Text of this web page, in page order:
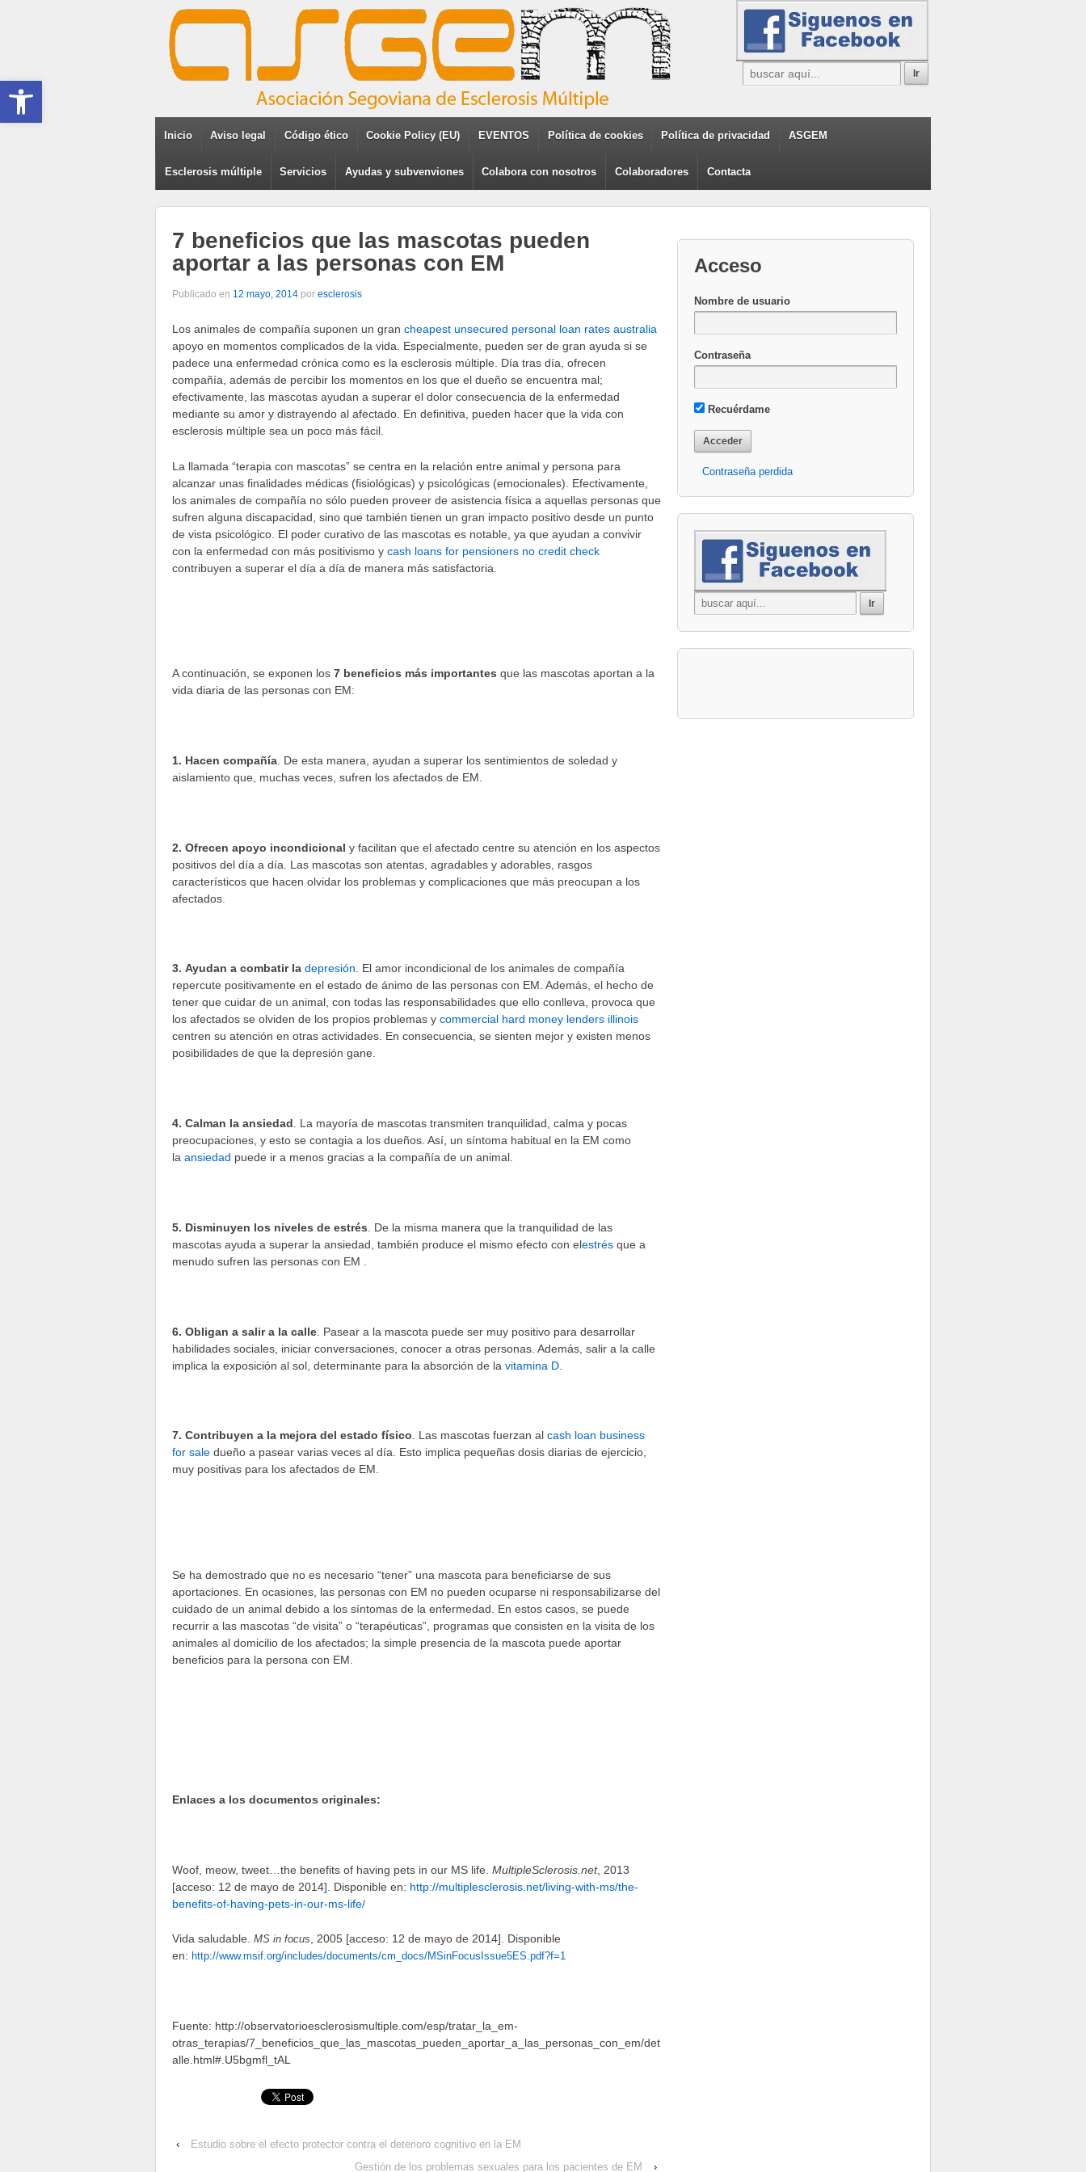
Inicio Aviso legal Código ético Cookie Policy (EU) EVENTOS Política de cookies Política de privacidad ASGEM
Esclerosis múltiple Servicios Ayudas y subvenviones Colabora con nosotros Colaboradores Contacta
7 beneficios que las mascotas pueden
aportar a las personas con EM
Publicado en 12 mayo, 2014 por esclerosis
Los animales de compañía suponen un gran cheapest unsecured personal loan rates australia
apoyo en momentos complicados de la vida. Especialmente, pueden ser de gran ayuda si se
padece una enfermedad crónica como es la esclerosis múltiple. Día tras día, ofrecen
compañía, además de percibir los momentos en los que el dueño se encuentra mal;
efectivamente, las mascotas ayudan a superar el dolor consecuencia de la enfermedad
mediante su amor y distrayendo al afectado. En definitiva, pueden hacer que la vida con
esclerosis múltiple sea un poco más fácil.
La llamada “terapia con mascotas” se centra en la relación entre animal y persona para
alcanzar unas finalidades médicas (fisiológicas) y psicológicas (emocionales). Efectivamente,
los animales de compañía no sólo pueden proveer de asistencia física a aquellas personas que
sufren alguna discapacidad, sino que también tienen un gran impacto positivo desde un punto
de vista psicológico. El poder curativo de las mascotas es notable, ya que ayudan a convivir
con la enfermedad con más positivismo y cash loans for pensioners no credit check
contribuyen a superar el día a día de manera más satisfactoria.
A continuación, se exponen los 7 beneficios más importantes que las mascotas aportan a la
vida diaria de las personas con EM:
1. Hacen compañía . De esta manera, ayudan a superar los sentimientos de soledad y
aislamiento que, muchas veces, sufren los afectados de EM.
2. Ofrecen apoyo incondicional y facilitan que el afectado centre su atención en los aspectos
positivos del día a día. Las mascotas son atentas, agradables y adorables, rasgos
característicos que hacen olvidar los problemas y complicaciones que más preocupan a los
afectados.
3. Ayudan a combatir la depresión. El amor incondicional de los animales de compañía
repercute positivamente en el estado de ánimo de las personas con EM. Además, el hecho de
tener que cuidar de un animal, con todas las responsabilidades que ello conlleva, provoca que
los afectados se olviden de los propios problemas y commercial hard money lenders illinois
centren su atención en otras actividades. En consecuencia, se sienten mejor y existen menos
posibilidades de que la depresión gane.
4. Calman la ansiedad . La mayoría de mascotas transmiten tranquilidad, calma y pocas
preocupaciones, y esto se contagia a los dueños. Así, un síntoma habitual en la EM como
la ansiedad puede ir a menos gracias a la compañía de un animal.
5. Disminuyen los niveles de estrés . De la misma manera que la tranquilidad de las
mascotas ayuda a superar la ansiedad, también produce el mismo efecto con elestrés que a
menudo sufren las personas con EM .
6. Obligan a salir a la calle . Pasear a la mascota puede ser muy positivo para desarrollar
habilidades sociales, iniciar conversaciones, conocer a otras personas. Además, salir a la calle
implica la exposición al sol, determinante para la absorción de la vitamina D
7. Contribuyen a la mejora del estado físico. Las mascotas fuerzan al cash loan business
for sale dueño a pasear varias veces al día. Esto implica pequeñas dosis diarias de ejercicio,
muy positivas para los afectados de EM.
Se ha demostrado que no es necesario “tener” una mascota para beneficiarse de sus
aportaciones. En ocasiones, las personas con EM no pueden ocuparse ni responsabilizarse del
cuidado de un animal debido a los síntomas de la enfermedad. En estos casos, se puede
recurrir a las mascotas “de visita” o “terapéuticas”, programas que consisten en la visita de los
animales al domicilio de los afectados; la simple presencia de la mascota puede aportar
beneficios para la persona con EM.
Enlaces a los documentos originales:
Woof, meow, tweet…the benefits of having pets in our MS life. MultipleSclerosis.net, 2013
[acceso: 12 de mayo de 2014]. Disponible en: http://multiplesclerosis.net/living-with-ms/the-
benefits-of-having-pets-in-our-ms-life/
Vida saludable. MS in focus, 2005 [acceso: 12 de mayo de 2014]. Disponible
en: http://www.msif.org/includes/documents/cm_docs/MSinFocusIssue5ES.pdf?f=1
Fuente: http://observatorioesclerosismultiple.com/esp/tratar_la_em-
otras_terapias/7_beneficios_que_las_mascotas_pueden_aportar_a_las_personas_con_em/det
alle.html#.U5bgmfl_tAL
‹
Estudio sobre el efecto protector contra el deterioro cognitivo en la EM
Gestión de los problemas sexuales para los pacientes de EM
›
Acceso
Nombre de usuario
Contraseña
Recuérdame
Contraseña perdida
Abrir barra de herramientas